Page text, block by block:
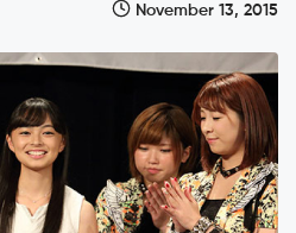
November 13, 2015